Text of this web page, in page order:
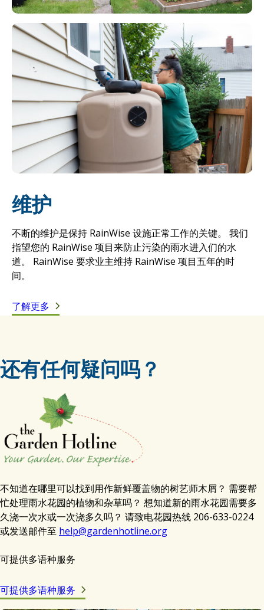
维护
不断的维护是保持 RainWise 设施正常工作的关键。 我们
指望您的 RainWise 项目来防止污染的雨水进入们的水
道。 RainWise 要求业主维持 RainWise 项目五年的时
间。
了解更多
还有任何疑问吗？
不知道在哪里可以找到用作新鲜覆盖物的树艺师木屑？ 需要帮
忙处理雨水花园的植物和杂草吗？ 想知道新的雨水花园需要多
久浇一次水或一次浇多久吗？ 请致电花园热线 206-633-0224
或发送邮件至 help@gardenhotline.org
可提供多语种服务
可提供多语种服务